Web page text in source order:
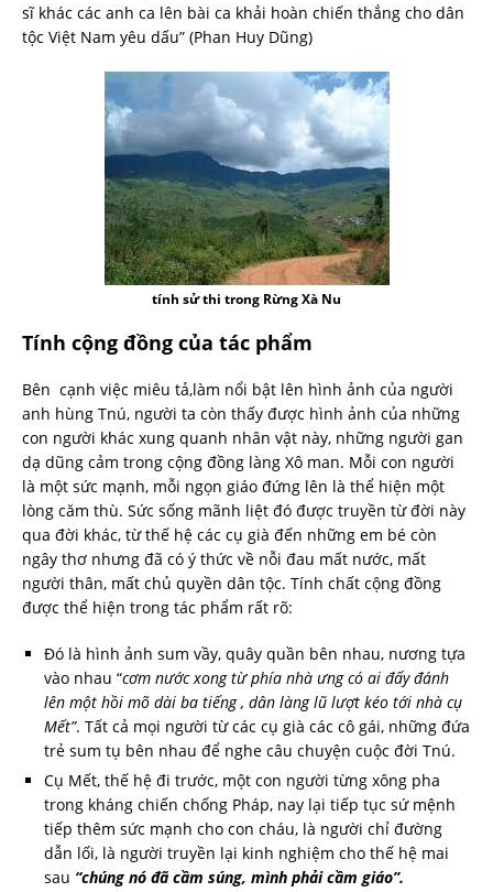
sĩ khác các anh ca lên bài ca khải hoàn chiến thắng cho dân
tộc Việt Nam yêu dấu” (Phan Huy Dũng)
tính sử thi trong Rừng Xà Nu
Tính cộng đồng của tác phẩm
Bên cạnh việc miêu tả,làm nổi bật lên hình ảnh của người
anh hùng Tnú, người ta còn thấy được hình ảnh của những
con người khác xung quanh nhân vật này, những người gan
dạ dũng cảm trong cộng đồng làng Xô man. Mỗi con người
là một sức mạnh, mỗi ngọn giáo đứng lên là thể hiện một
lòng căm thù. Sức sống mãnh liệt đó được truyền từ đời này
qua đời khác, từ thế hệ các cụ già đến những em bé còn
ngây thơ nhưng đã có ý thức về nỗi đau mất nước, mất
người thân, mất chủ quyền dân tộc. Tính chất cộng đồng
được thể hiện trong tác phẩm rất rõ:
Đó là hình ảnh sum vầy, quây quần bên nhau, nương tựa
vào nhau “cơm nước xong từ phía nhà ưng có ai đấy đánh
lên một hồi mõ dài ba tiếng , dân làng lũ lượt kéo tới nhà cụ
Mết”. Tất cả mọi người từ các cụ già các cô gái, những đứa
trẻ sum tụ bên nhau để nghe câu chuyện cuộc đời Tnú.
Cụ Mết, thế hệ đi trước, một con người từng xông pha
trong kháng chiến chống Pháp, nay lại tiếp tục sứ mệnh
tiếp thêm sức mạnh cho con cháu, là người chỉ đường
dẫn lối, là người truyền lại kinh nghiệm cho thế hệ mai
sau “chúng nó đã cầm súng, mình phải cầm giáo”.